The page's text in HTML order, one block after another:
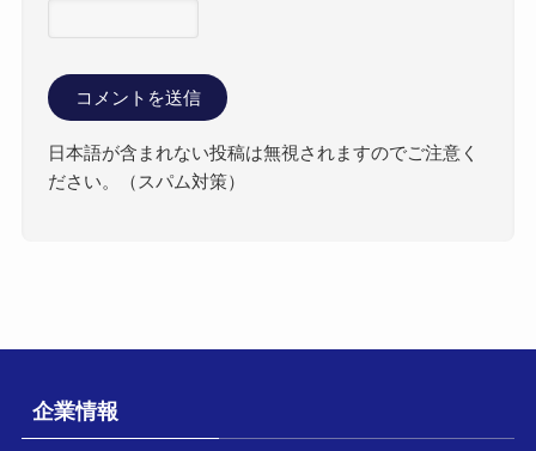
日本語が含まれない投稿は無視されますのでご注意く
ださい。（スパム対策）
企業情報